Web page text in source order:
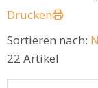
Drucken
Sortieren nach:
22 Artikel